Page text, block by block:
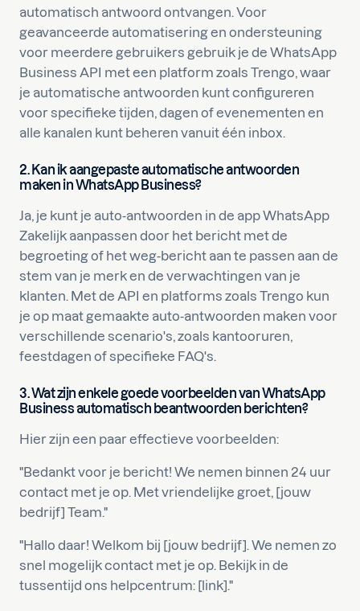
automatisch antwoord ontvangen. Voor
geavanceerde automatisering en ondersteuning
voor meerdere gebruikers gebruik je de WhatsApp
Business API met een platform zoals Trengo, waar
je automatische antwoorden kunt configureren
voor specifieke tijden, dagen of evenementen en
alle kanalen kunt beheren vanuit één inbox.
2. Kan ik aangepaste automatische antwoorden
maken in WhatsApp Business?
Ja, je kunt je auto-antwoorden in de app WhatsApp
Zakelijk aanpassen door het bericht met de
begroeting of het weg-bericht aan te passen aan de
stem van je merk en de verwachtingen van je
klanten. Met de API en platforms zoals Trengo kun
je op maat gemaakte auto-antwoorden maken voor
verschillende scenario's, zoals kantooruren,
feestdagen of specifieke FAQ's.
3. Wat zijn enkele goede voorbeelden van WhatsApp
Business automatisch beantwoorden berichten?
Hier zijn een paar effectieve voorbeelden:
"Bedankt voor je bericht! We nemen binnen 24 uur
contact met je op. Met vriendelijke groet, [jouw
bedrijf] Team."
"Hallo daar! Welkom bij [jouw bedrijf]. We nemen zo
snel mogelijk contact met je op. Bekijk in de
tussentijd ons helpcentrum: [link]."